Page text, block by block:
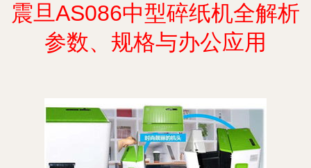
震旦AS086中型碎纸机全解析
参数、规格与办公应用